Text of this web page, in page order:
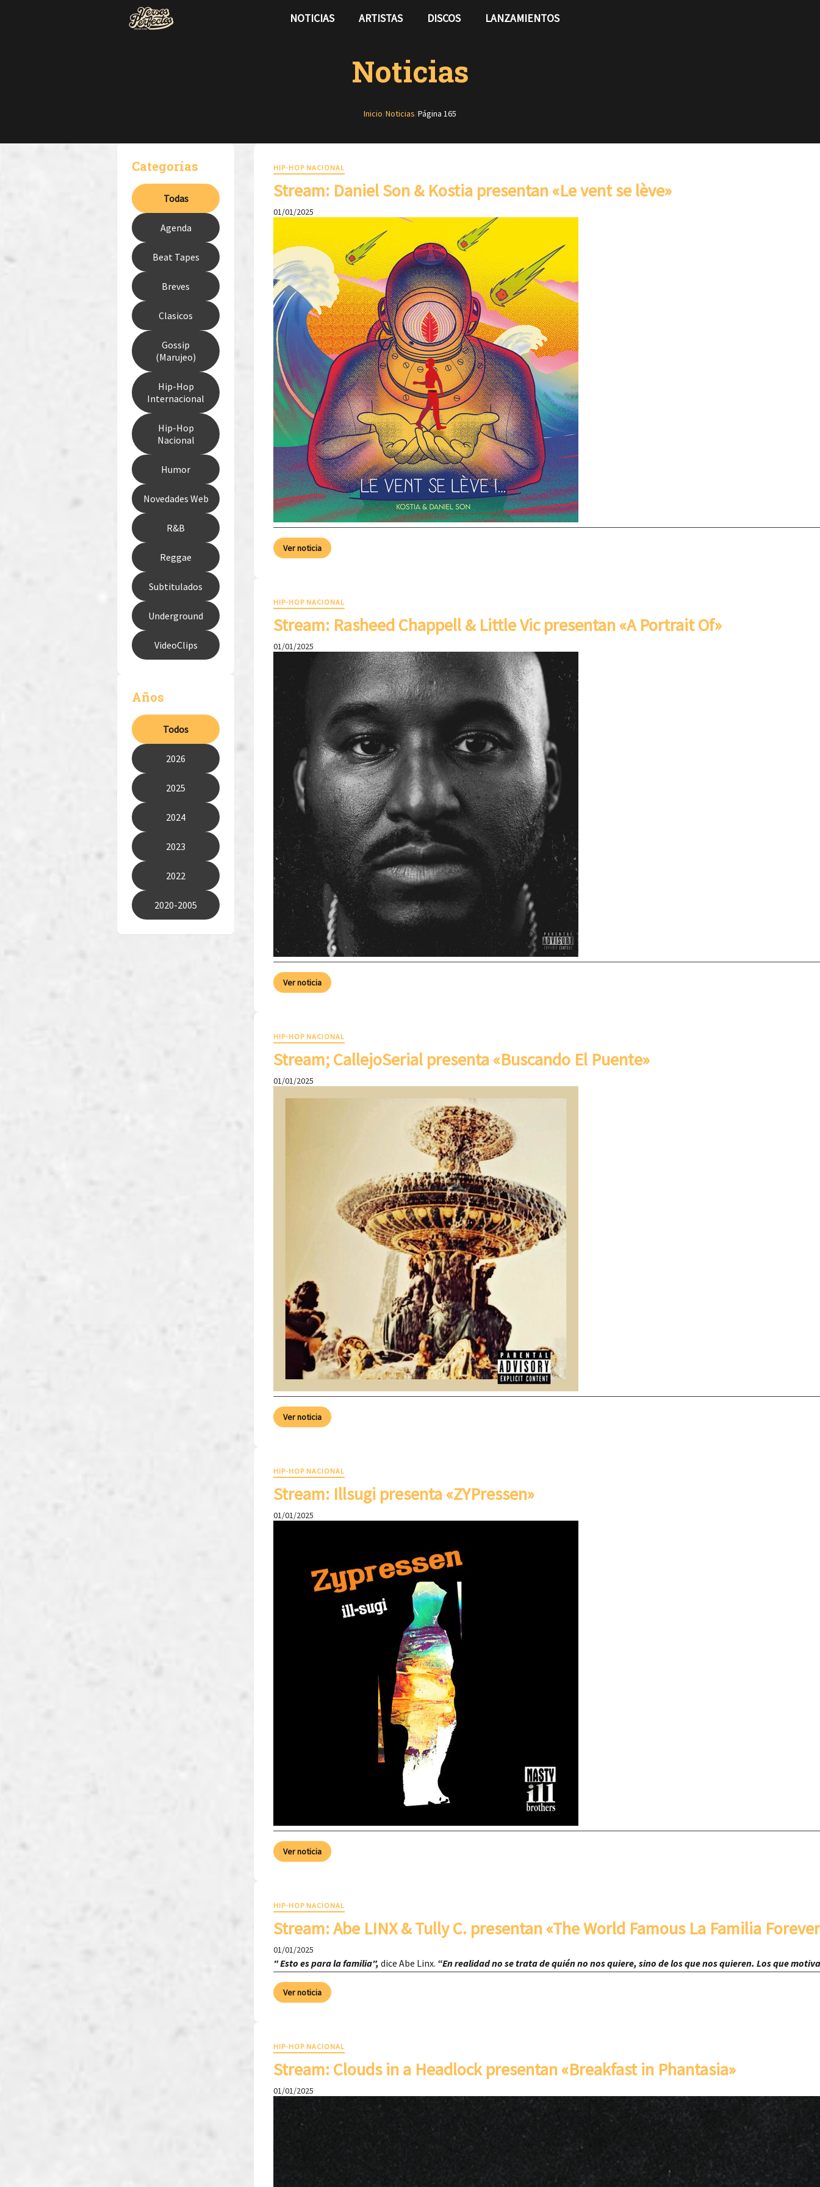
NOTICIAS ARTISTAS DISCOS LANZAMIENTOS
Noticias
Inicio/Noticias/Página 165
Categorías
Todas
Agenda
Beat Tapes
Breves
Clasicos
Gossip
(Marujeo)
Hip-Hop
Internacional
Hip-Hop
Nacional
Humor
Novedades Web
R&B
Reggae
Subtitulados
Underground
VideoClips
Años
Todos
2026
2025
2024
2023
2022
2020-2005
HIP-HOP NACIONAL
Stream: Daniel Son & Kostia presentan «Le vent se l​è​ve»
01/01/2025
Ver noticia
HIP-HOP NACIONAL
Stream: Rasheed Chappell & Little Vic presentan «A Portrait Of»
01/01/2025
Ver noticia
HIP-HOP NACIONAL
Stream; CallejoSerial presenta «Buscando El Puente»
01/01/2025
Ver noticia
HIP-HOP NACIONAL
Stream: Illsugi presenta «ZYPressen»
01/01/2025
Ver noticia
HIP-HOP NACIONAL
Stream: Abe LINX & Tully C. presentan «The World Famous La Familia
01/01/2025
"Esto es para la familia", dice Abe Linx. “En realidad no se trata de quién no nos quiere, sino de los que nos quieren. Los que
Ver noticia
HIP-HOP NACIONAL
Stream: Clouds in a Headlock presentan «Breakfast in Phantasia»
01/01/2025